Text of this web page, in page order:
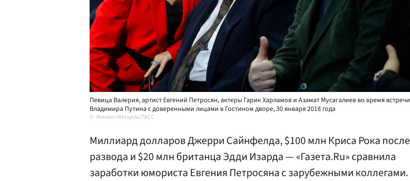
Певица Валерия, артист Евгений Петросян, актеры Гарик Харламов и Азамат Мусагалиев во время встречи
Владимира Путина с доверенными лицами в Гостином дворе, 30 января 2018 года
Михаил Метцель/ТАCC
Миллиард долларов Джерри Сайнфелда, $100 млн Криса Рока после
развода и $20 млн британца Эдди Изарда — «Газета.Ru» сравнила
заработки юмориста Евгения Петросяна с зарубежными коллегами.